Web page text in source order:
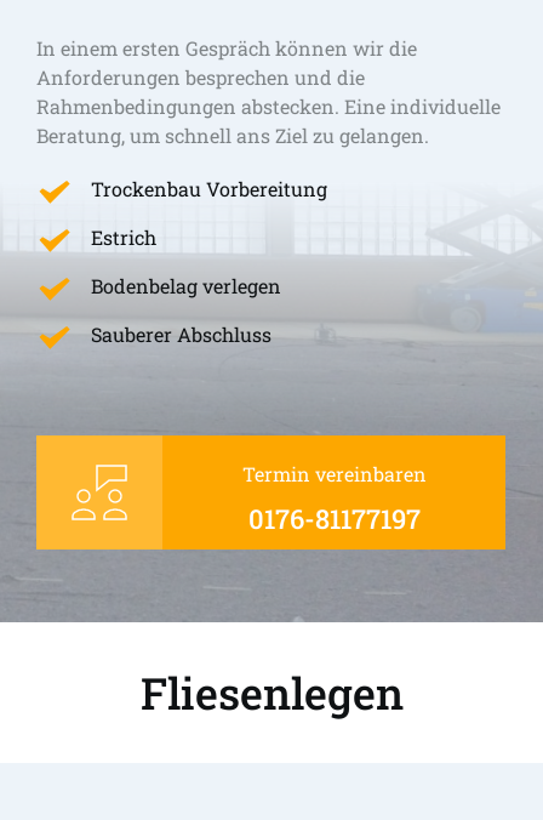
In einem ersten Gespräch können wir die
Anforderungen besprechen und die
Rahmenbedingungen abstecken. Eine individuelle
Beratung, um schnell ans Ziel zu gelangen.
Trockenbau Vorbereitung
Estrich
Bodenbelag verlegen
Sauberer Abschluss
Termin vereinbaren
0176-81177197
Fliesenlegen